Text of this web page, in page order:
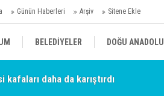
Günün Haberleri Arşiv Sitene Ekle
BELEDİYELER DOĞU ANADOLU
AFAD/ SAVAŞ SPOR
daha da karıştırdı